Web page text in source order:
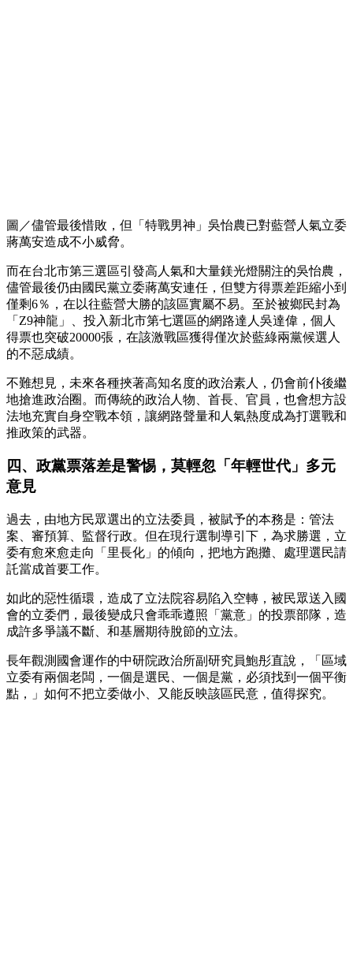
圖／儘管最後惜敗，但「特戰男神」吳怡農已對藍營人氣立委
蔣萬安造成不小威脅。
而在台北市第三選區引發高人氣和大量鎂光燈關注的吳怡農，
儘管最後仍由國民黨立委蔣萬安連任，但雙方得票差距縮小到
僅剩6％，在以往藍營大勝的該區實屬不易。至於被鄉民封為
「Z9神龍」、投入新北市第七選區的網路達人吳達偉，個人
得票也突破20000張，在該激戰區獲得僅次於藍綠兩黨候選人
的不惡成績。
不難想見，未來各種挾著高知名度的政治素人，仍會前仆後繼
地搶進政治圈。而傳統的政治人物、首長、官員，也會想方設
法地充實自身空戰本領，讓網路聲量和人氣熱度成為打選戰和
推政策的武器。
四、政黨票落差是警惕，莫輕忽「年輕世代」多元
意見
過去，由地方民眾選出的立法委員，被賦予的本務是：管法
案、審預算、監督行政。但在現行選制導引下，為求勝選，立
委有愈來愈走向「里長化」的傾向，把地方跑攤、處理選民請
託當成首要工作。
如此的惡性循環，造成了立法院容易陷入空轉，被民眾送入國
會的立委們，最後變成只會乖乖遵照「黨意」的投票部隊，造
成許多爭議不斷、和基層期待脫節的立法。
長年觀測國會運作的中研院政治所副研究員鮑彤直說，「區域
立委有兩個老闆，一個是選民、一個是黨，必須找到一個平衡
點，」如何不把立委做小、又能反映該區民意，值得探究。